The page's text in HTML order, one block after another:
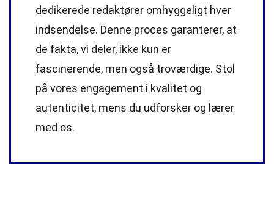
dedikerede redaktører omhyggeligt hver
indsendelse. Denne proces garanterer, at
de fakta, vi deler, ikke kun er
fascinerende, men også troværdige. Stol
på vores engagement i kvalitet og
autenticitet, mens du udforsker og lærer
med os.